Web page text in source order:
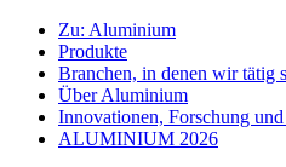
Zu: Aluminium
Produkte
Branchen, in denen wir tätig
Über Aluminium
Innovationen, Forschung
ALUMINIUM 2026